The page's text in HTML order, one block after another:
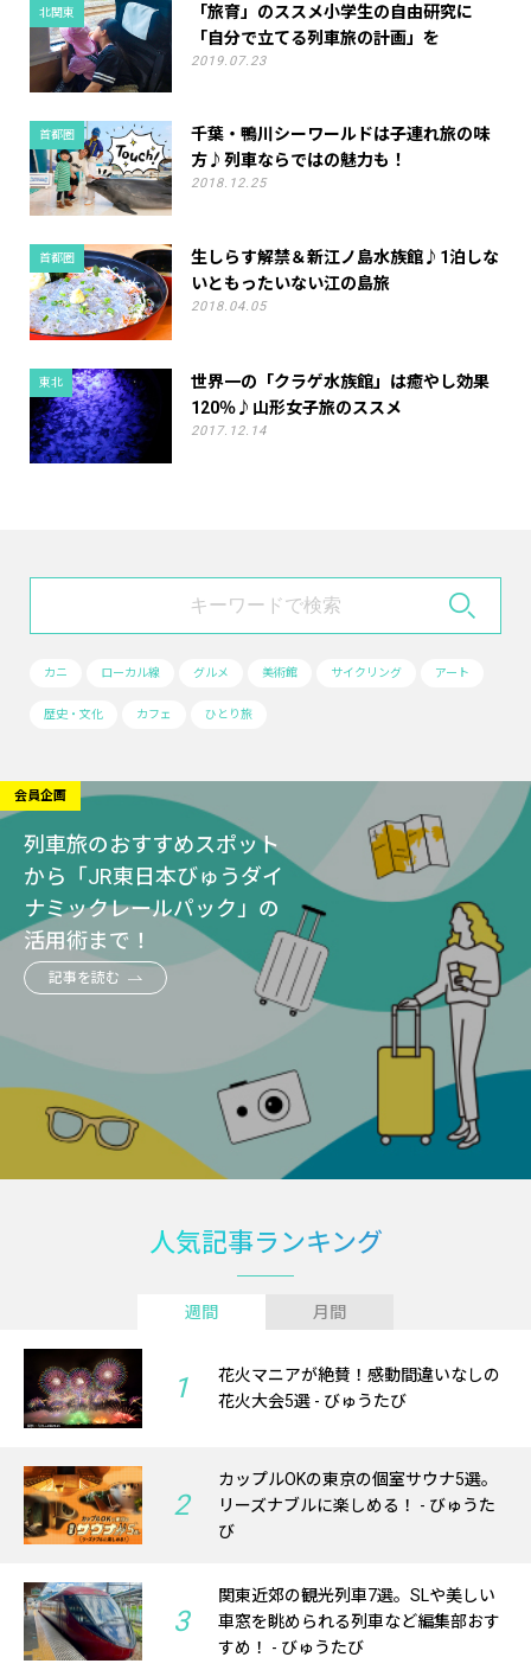
北関東
「旅育」のススメ小学生の自由研究に
「自分で立てる列車旅の計画」を
2019.07.23
首都圏
千葉・鴨川シーワールドは子連れ旅の味
方♪列車ならではの魅力も！
2018.12.25
首都圏
生しらす解禁＆新江ノ島水族館♪1泊しな
いともったいない江の島旅
2018.04.05
東北
世界一の「クラゲ水族館」は癒やし効果
120％♪山形女子旅のススメ
2017.12.14
カニ ローカル線 グルメ 美術館 サイクリング アート
歴史・文化 カフェ ひとり旅
会員企画
列車旅のおすすめスポット
から「JR東日本びゅうダイ
ナミックレールパック」の
活用術まで！
記事を読む
人気記事ランキング
週間 月間
1
花火マニアが絶賛！感動間違いなしの
花火大会5選 - びゅうたび
2
カップルOKの東京の個室サウナ5選。
リーズナブルに楽しめる！ - びゅうた
び
3
関東近郊の観光列車7選。SLや美しい
車窓を眺められる列車など編集部おす
すめ！ - びゅうたび